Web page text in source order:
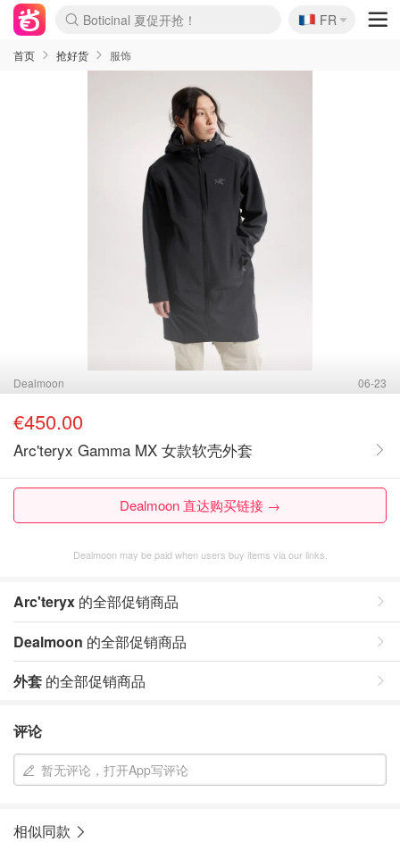
4折！lulu周四疯狂上新
还没结束！&OtherStories大促
Joybuy变相75折 随时失效
速领！Stanley独家85折
疑似霸哥！Camper额外叠85折
Zalando 奥莱闪促！每日更新
Moncler反季囤！5折起+叠9折
Coach Brooklyn仅€192
🇫🇷
FR
首页 抢好货 服饰
Dealmoon 06-23
€450.00
Arc'teryx Gamma MX 女款软壳外套
Dealmoon 直达购买链接 →
Dealmoon may be paid when users buy items via our links.
Arc'teryx 的全部促销商品
Dealmoon 的全部促销商品
外套 的全部促销商品
评论
暂无评论，打开App写评论
相似同款